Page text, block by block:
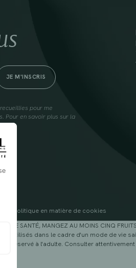
pour me
Pour en savoir plus sur la
Politique en matière de cookies
VOTRE SANTÉ, MANGEZ AU MOINS CINQ
utilisés dans le cadre d'un mode de vie
Réservé à l'adulte. Consulter